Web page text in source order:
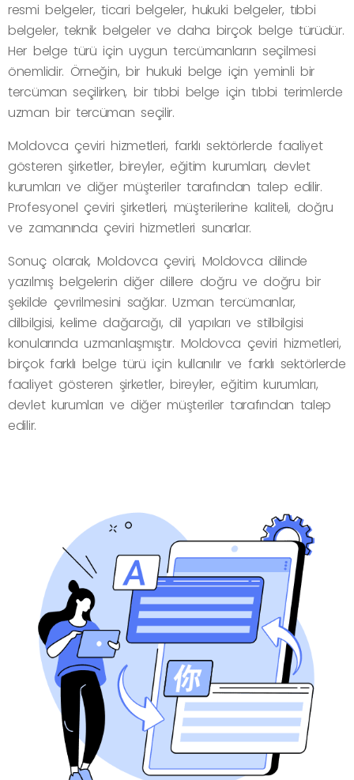
resmi belgeler, ticari belgeler, hukuki belgeler, tıbbi
belgeler, teknik belgeler ve daha birçok belge türüdür.
Her belge türü için uygun tercümanların seçilmesi
önemlidir. Örneğin, bir hukuki belge için yeminli bir
tercüman seçilirken, bir tıbbi belge için tıbbi terimlerde
uzman bir tercüman seçilir.
Moldovca çeviri hizmetleri, farklı sektörlerde faaliyet
gösteren şirketler, bireyler, eğitim kurumları, devlet
kurumları ve diğer müşteriler tarafından talep edilir.
Profesyonel çeviri şirketleri, müşterilerine kaliteli, doğru
ve zamanında çeviri hizmetleri sunarlar.
Sonuç olarak, Moldovca çeviri, Moldovca dilinde
yazılmış belgelerin diğer dillere doğru ve doğru bir
şekilde çevrilmesini sağlar. Uzman tercümanlar,
dilbilgisi, kelime dağarcığı, dil yapıları ve stilbilgisi
konularında uzmanlaşmıştır. Moldovca çeviri hizmetleri,
birçok farklı belge türü için kullanılır ve farklı sektörlerde
faaliyet gösteren şirketler, bireyler, eğitim kurumları,
devlet kurumları ve diğer müşteriler tarafından talep
edilir.